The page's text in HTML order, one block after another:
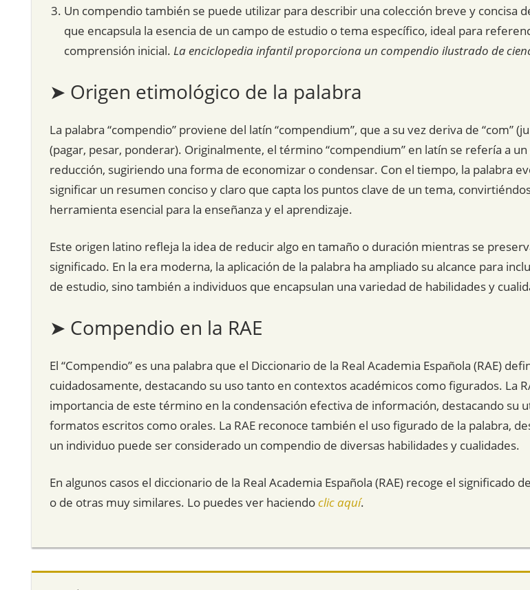
Un compendio también se puede utilizar para describir una colección breve y concisa
que encapsula la esencia de un campo de estudio o tema específico, ideal para
comprensión inicial. La enciclopedia infantil proporciona un compendio ilustrado de
➤ Origen etimológico de la palabra
La palabra “compendio” proviene del latín “compendium”, que a su vez deriva de “com”
(pagar, pesar, ponderar). Originalmente, el término “compendium” en latín se refería a
reducción, sugiriendo una forma de economizar o condensar. Con el tiempo, la palabra
significar un resumen conciso y claro que capta los puntos clave de un tema,
herramienta esencial para la enseñanza y el aprendizaje.
Este origen latino refleja la idea de reducir algo en tamaño o duración mientras se
significado. En la era moderna, la aplicación de la palabra ha ampliado su alcance para
de estudio, sino también a individuos que encapsulan una variedad de habilidades y
➤ Compendio en la RAE
El “Compendio” es una palabra que el Diccionario de la Real Academia Española (RAE)
cuidadosamente, destacando su uso tanto en contextos académicos como figurados. La
importancia de este término en la condensación efectiva de información, destacando su
formatos escritos como orales. La RAE reconoce también el uso figurado de la palabra,
un individuo puede ser considerado un compendio de diversas habilidades y cualidades.
En algunos casos el diccionario de la Real Academia Española (RAE) recoge el significado
o de otras muy similares. Lo puedes ver haciendoclic aquí.